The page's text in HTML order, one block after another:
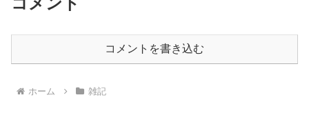
コメントを書き込む
ホーム 雑記